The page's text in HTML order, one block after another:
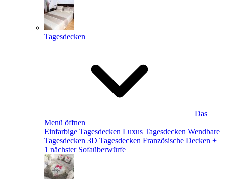
Tagesdecken
Das
Menü öffnen
Einfarbige Tagesdecken Luxus Tagesdecken Wendbare
Tagesdecken 3D Tagesdecken Französische Decken +
1 nächster Sofaüberwürfe